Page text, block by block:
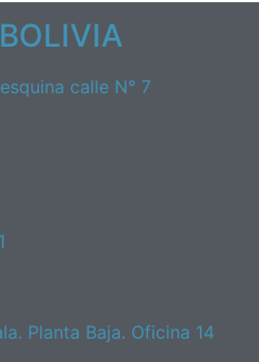
calle N° 7
Planta Baja. Oficina 14